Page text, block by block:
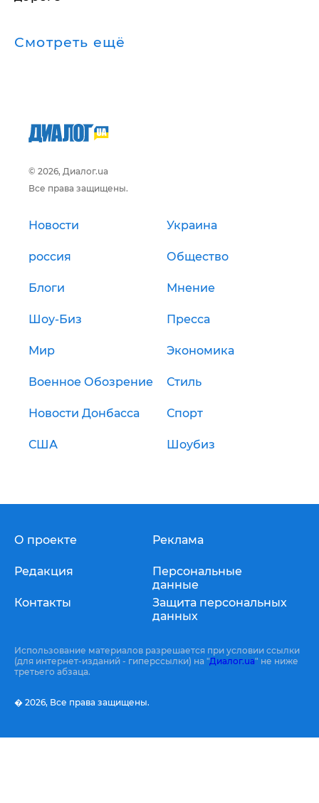
Смотреть ещё
© 2026, Диалог.ua
Все права защищены.
Новости Украина
россия Общество
Блоги Мнение
Шоу-Биз Пресса
Мир Экономика
Военное Обозрение Стиль
Новости Донбасса Спорт
США Шоубиз
О проекте
Редакция
Контакты
Реклама
Персональные
данные
Защита персональных
данных
Использование материалов разрешается при условии ссылки
(для интернет-изданий - гиперссылки) на "Диалог.ua" не ниже
третьего абзаца.
� 2026, Все права защищены.